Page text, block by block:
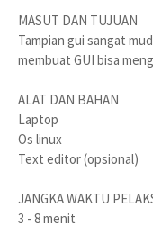
MASUT DAN TUJUAN
Tampian gui sangat
membuat GUI bisa
ALAT DAN BAHAN
Laptop
Os linux
Text editor (opsional)
JANGKA WAKTU
3 - 8 menit